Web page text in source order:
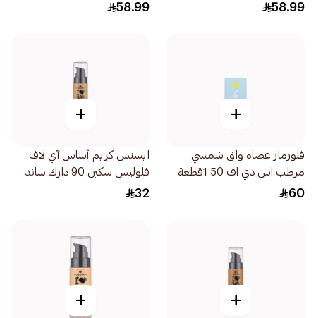
58.99
58.99
+
فلورمار عصاة واق شمسي
مرطب اس دي اف 50 1قطعة
60
+
ايسنس كريم أساس آي لاف
فلوليس سكين 90 دارك ساند
1قطعة
32
+
+